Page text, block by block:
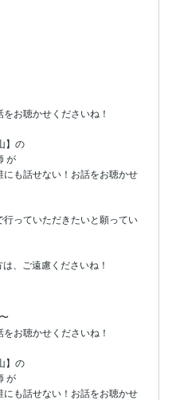
お聴かせくださいね！
】の
が
にも話せない！お話をお聴かせ
っていただきたいと願ってい
、ご遠慮くださいね！
お聴かせくださいね！
】の
が
にも話せない！お話をお聴かせ